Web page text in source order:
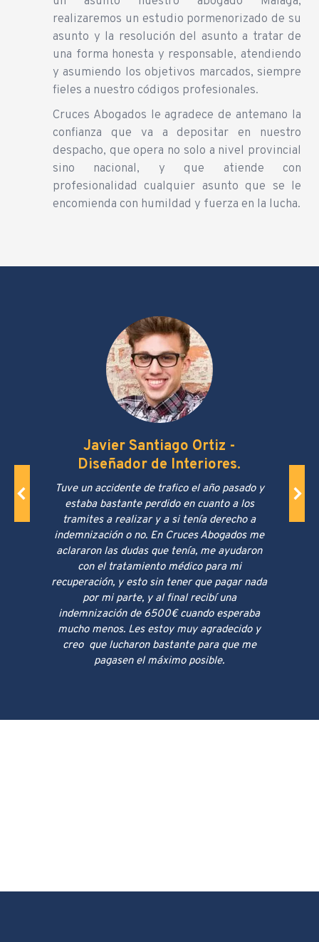
realizaremos un estudio pormenorizado de su
asunto y la resolución del asunto a tratar de
una forma honesta y responsable, atendiendo
y asumiendo los objetivos marcados, siempre
fieles a nuestro códigos profesionales.
Cruces Abogados le agradece de antemano la
confianza que va a depositar en nuestro
despacho, que opera no solo a nivel provincial
sino nacional, y que atiende con
profesionalidad cualquier asunto que se le
encomienda con humildad y fuerza en la lucha.
Javier Santiago Ortiz -
Diseñador de Interiores.
Tuve un accidente de trafico el año pasado y
estaba bastante perdido en cuanto a los
tramites a realizar y a si tenía derecho a
indemnización o no. En Cruces Abogados me
aclararon las dudas que tenía, me ayudaron
con el tratamiento médico para mi
recuperación, y esto sin tener que pagar nada
por mi parte, y al final recibí una
indemnización de 6500€ cuando esperaba
mucho menos. Les estoy muy agradecido y
creo que lucharon bastante para que me
pagasen el máximo posible.